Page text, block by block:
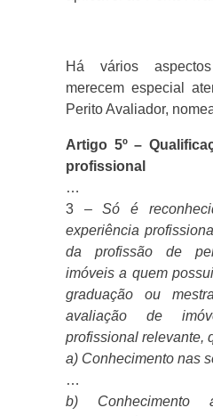
Há vários
merecem especial
Perito Avaliador,
Artigo 5º –
profissional
…
3 –Só é
experiência
da profissão de
imóveis a quem
graduação ou
avaliação de
profissional relevante,
a) Conhecimento nas
…
b) Conhecimento